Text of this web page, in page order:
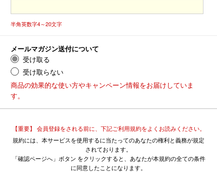
半角英数字4～20文字
メールマガジン送付について
受け取る
受け取らない
商品の効果的な使い方やキャンペーン情報をお届けしていま
す。
【重要】 会員登録をされる前に、下記ご利用規約をよくお読みください。
規約には、本サービスを使用するに当たってのあなたの権利と義務が規定
されております。
「確認ページへ」ボタン をクリックすると、あなたが本規約の全ての条件
に同意したことになります。